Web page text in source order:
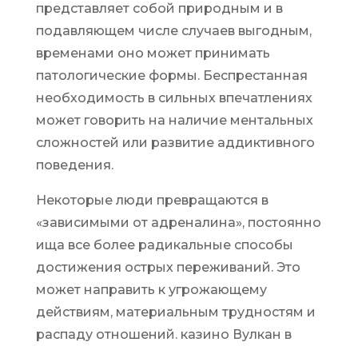
представляет собой природным и в
подавляющем числе случаев выгодным,
временами оно может принимать
патологические формы. Беспрестанная
необходимость в сильных впечатлениях
может говорить на наличие ментальных
сложностей или развитие аддиктивного
поведения.
Некоторые люди превращаются в
«зависимыми от адреналина», постоянно
ища все более радикальные способы
достижения острых переживаний. Это
может направить к угрожающему
действиям, материальным трудностям и
распаду отношений. казино Вулкан в